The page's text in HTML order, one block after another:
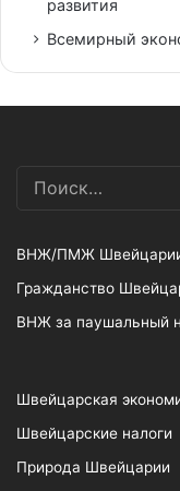
развития
Всемирный
ВНЖ/ПМЖ
Гражданство
ВНЖ за паушальный
Швейцарская
Швейцарские налоги
Природа Швейцарии